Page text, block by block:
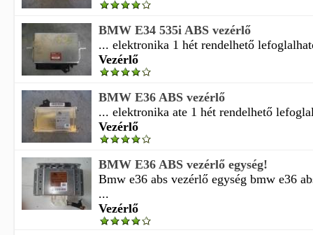
BMW E34 535i ABS vezérlő
... elektronika 1 hét rendelhető
Vezérlő
BMW E36 ABS vezérlő
... elektronika ate 1 hét rendelhető
Vezérlő
BMW E36 ABS vezérlő egység!
Bmw e36 abs vezérlő egység bmw e36
...
Vezérlő